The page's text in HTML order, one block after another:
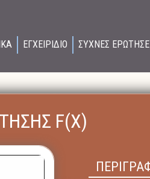
ΕΓΧΕΙΡΙΔΙΟ ΣΥΧΝΕΣ
F(X)